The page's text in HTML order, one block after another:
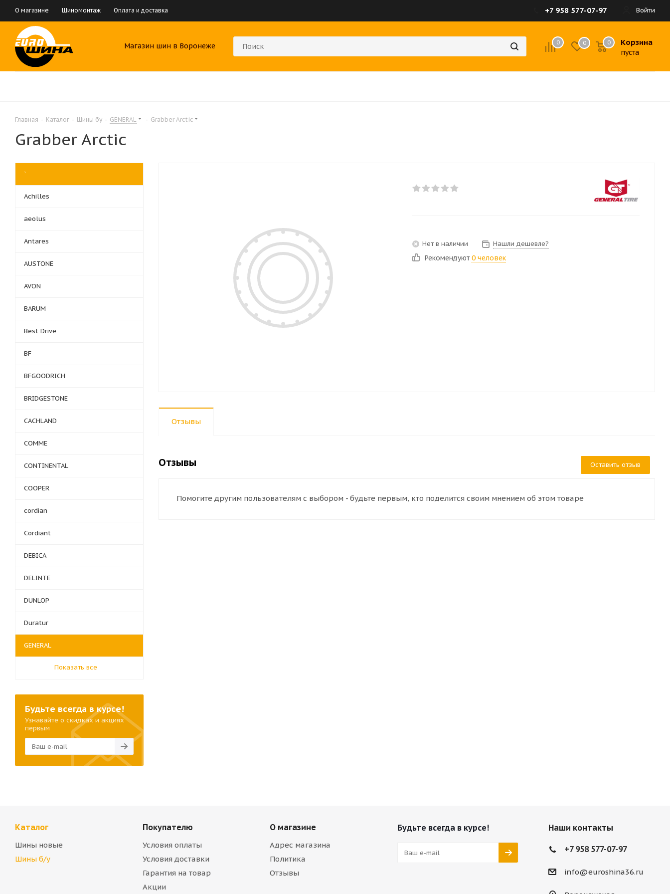
О магазине Шиномонтаж Оплата и доставка Войти
+7 958 577-07-97
Магазин шин в Воронеже 0 0 Корзина
пуста
0
Главная - Каталог - Шины бу - GENERAL - Grabber Arctic
Grabber Arctic
Нет в наличии Нашли дешевле?
Рекомендуют 0 человек
Отзывы
Отзывы Оставить отзыв
Помогите другим пользователям с выбором - будьте первым, кто поделится своим мнением об этом товаре
`
Achilles
aeolus
Antares
AUSTONE
AVON
BARUM
Best Drive
BF
BFGOODRICH
BRIDGESTONE
CACHLAND
COMME
CONTINENTAL
COOPER
cordian
Cordiant
DEBICA
DELINTE
DUNLOP
Duratur
GENERAL
Показать все
Будьте всегда в курсе!
Узнавайте о скидках и акциях
первым
Каталог
Шины новые
Шины б/у
Покупателю
Условия оплаты
Условия доставки
Гарантия на товар
Акции
О магазине
Адрес магазина
Политика
Отзывы
Будьте всегда в курсе! Наши контакты
+7 958 577-07-97
info@euroshina36.ru